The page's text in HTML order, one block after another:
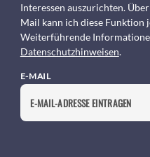
Interessen auszurichten.
Mail kann ich diese Funktion
Weiterführende
Datenschutzhinweisen.
E-MAIL